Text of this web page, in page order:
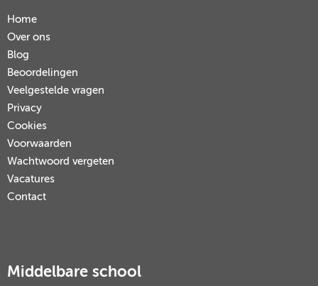
Home
Over ons
Blog
Beoordelingen
Veelgestelde vragen
Privacy
Cookies
Voorwaarden
Wachtwoord vergeten
Vacatures
Contact
Middelbare school